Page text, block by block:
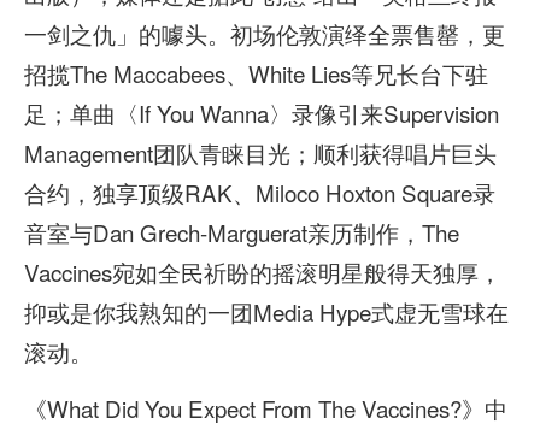
一剑之仇」的噱头。初场伦敦演绎全票售罄，更
招揽The Maccabees、White Lies等兄长台下驻
足；单曲〈If You Wanna〉录像引来Supervision
Management团队青睐目光；顺利获得唱片巨头
合约，独享顶级RAK、Miloco Hoxton Square录
音室与Dan Grech-Marguerat亲历制作，The
Vaccines宛如全民祈盼的摇滚明星般得天独厚，
抑或是你我熟知的一团Media Hype式虚无雪球在
滚动。
《What Did You Expect From The Vaccines?》中